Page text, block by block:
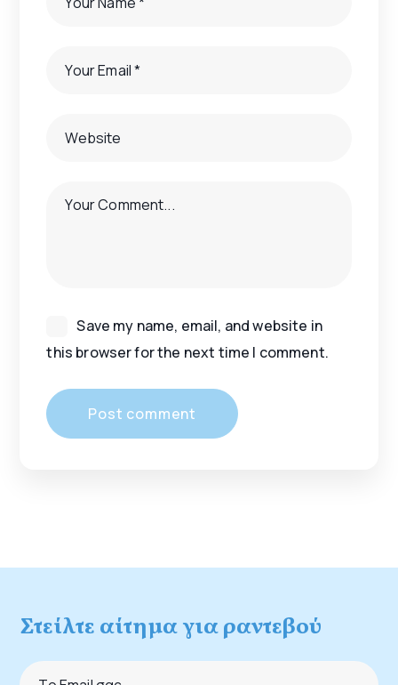
Save my name, email, and website in
this browser for the next time I comment.
Post comment
Στείλτε αίτημα για ραντεβού